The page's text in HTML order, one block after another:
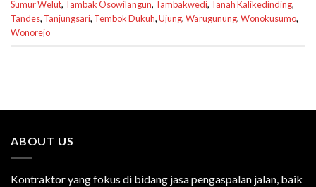
Sumur Welut, Tambak Osowilangun, Tambakwedi, Tanah Kalikedinding,
Tandes, Tanjungsari, Tembok Dukuh,Ujung,Warugunung,Wonokusumo,
Wonorejo
ABOUT US
Kontraktor yang fokus di bidang jasa pengaspalan jalan, baik